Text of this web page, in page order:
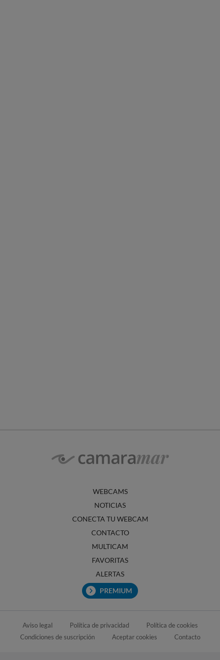
WEBCAMS
NOTICIAS
CONECTA TU WEBCAM
CONTACTO
MULTICAM
FAVORITAS
ALERTAS
PREMIUM
Aviso legal Política de privacidad
Política de cookies
Condiciones de suscripción
Aceptar cookies Contacto